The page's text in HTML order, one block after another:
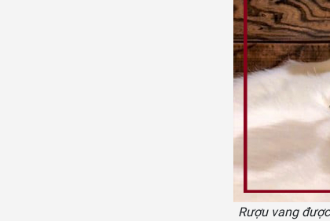
Rượu vang